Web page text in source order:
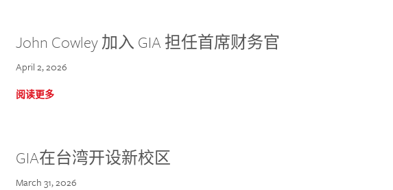
John Cowley 加入 GIA 担任首席财务官
April 2, 2026
阅读更多
GIA在台湾开设新校区
March 31, 2026